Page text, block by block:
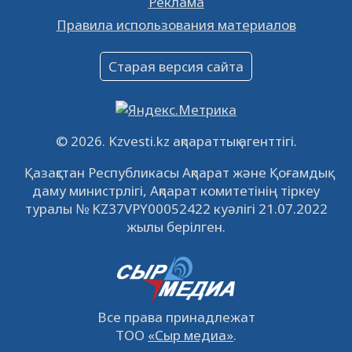
16.12.2022 61048
Объявление
09.12.2022
Свободные рабочие места
встречу с инвесторами в Кызылорде 22
ноября
21.11.2022 14947 0
© 2026. Kzvesti.kz ақпараттық агенттігі.
Қазақстан Республикасы Ақпарат және Қоғамдық
даму министрлігі, Ақпарат комитетінің тіркеу
туралы № KZ37VPY00052422 куәлігі 21.07.2022
жылы берілген.
Все права принадлежат
ТОО «Сыр медиа».
Правила использования материалов
Старая версия сайта